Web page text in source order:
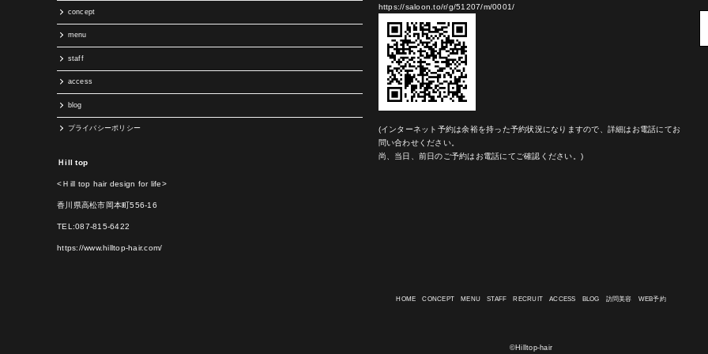
concept
menu
staff
access
blog
プライバシーポリシー
Ｈill top
<Ｈill top hair design for life>
香川県高松市岡本町556-16
TEL:087-815-6422
https://www.hilltop-hair.com/
https://saloon.to/r/g/51207/m/0001/
(インターネット予約は余裕を持った予約状況になりますので、詳細はお電話にてお
問い合わせください。
尚、当日、前日のご予約はお電話にてご確認ください。)
HOME CONCEPT MENU STAFF RECRUIT ACCESS BLOG 訪問美容 WEB予約
©Hilltop-hair